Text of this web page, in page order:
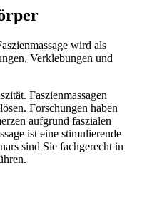
wird als
Verklebungen und
Faszienmassagen
Forschungen haben
aufgrund faszialen
ist eine stimulierende
sind Sie fachgerecht in